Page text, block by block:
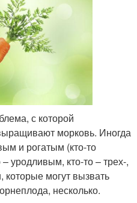
с которой
морковь. Иногда
и рогатым (кто-то
уродливым, кто-то – трех-,
могут вызвать
несколько.